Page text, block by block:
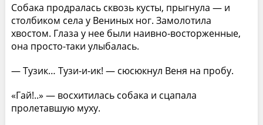
Собака продралась сквозь кусты, прыгнула — и
столбиком села у Вениных ног. Замолотила
хвостом. Глаза у нее были наивно-восторженные,
она просто-таки улыбалась.
— Тузик… Тузи-и-ик! — сюсюкнул Веня на пробу.
«Гай!..» — восхитилась собака и сцапала
пролетавшую муху.